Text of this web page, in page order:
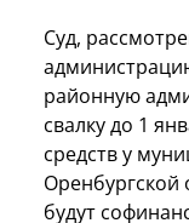
Суд,
районную
свалку до 1
средств у
будут